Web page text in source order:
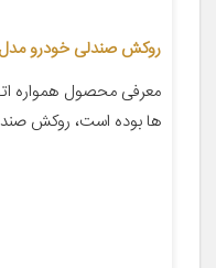
روکش صندلی خودرو مدل fer.132 مناسب برای پراید 132
معرفی محصول همواره
ها بوده است، روکش